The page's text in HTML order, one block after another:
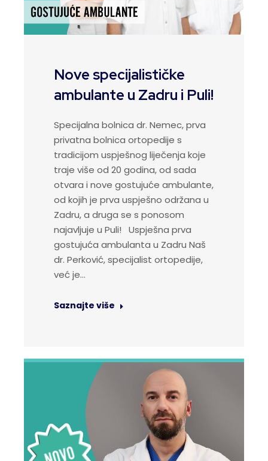
Nove specijalističke
ambulante u Zadru i Puli!
Specijalna bolnica dr. Nemec, prva
privatna bolnica ortopedije s
tradicijom uspješnog liječenja koje
traje više od 20 godina, od sada
otvara i nove gostujuće ambulante,
od kojih je prva uspješno održana u
Zadru, a druga se s ponosom
najavljuje u Puli! Uspješna prva
gostujuća ambulanta u Zadru Naš
dr. Perković, specijalist ortopedije,
već je…
Saznajte više